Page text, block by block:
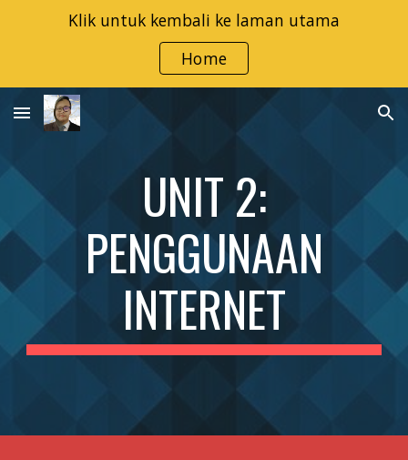
Klik untuk kembali ke laman utama
Home
UNIT 2:
PENGGUNAAN
INTERNET